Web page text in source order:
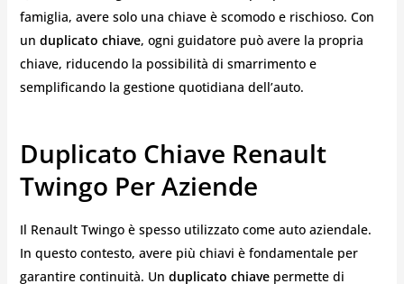
famiglia, avere solo una chiave è scomodo e rischioso. Con
un duplicato chiave, ogni guidatore può avere la propria
chiave, riducendo la possibilità di smarrimento e
semplificando la gestione quotidiana dell’auto.
Duplicato Chiave Renault
Twingo Per Aziende
Il Renault Twingo è spesso utilizzato come auto aziendale.
In questo contesto, avere più chiavi è fondamentale per
garantire continuità. Un duplicato chiavepermette di